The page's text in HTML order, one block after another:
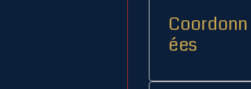
Coordonn
ées